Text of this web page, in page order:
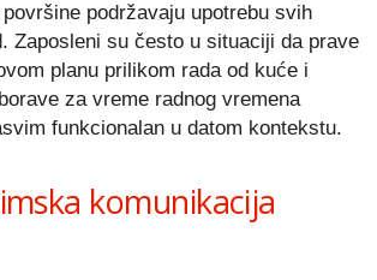
podržavaju upotrebu svih
Zaposleni su često u situaciji da prave
planu prilikom rada od kuće i
za vreme radnog vremena
funkcionalan u datom kontekstu.
komunikacija